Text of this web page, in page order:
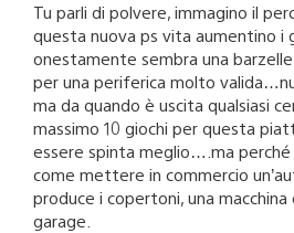
Tu parli di polvere, immagino il
questa nuova ps vita aumentino i
onestamente sembra una
per una periferica molto
ma da quando è uscita qualsiasi
massimo 10 giochi per questa
essere spinta meglio….ma
come mettere in commercio
produce i copertoni, una
garage.